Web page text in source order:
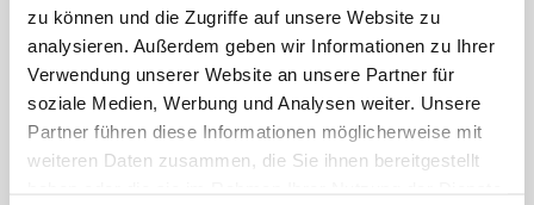
zu können und die Zugriffe auf unsere Website zu
analysieren. Außerdem geben wir Informationen zu Ihrer
Verwendung unserer Website an unsere Partner für
soziale Medien, Werbung und Analysen weiter. Unsere
Partner führen diese Informationen möglicherweise mit
weiteren Daten zusammen, die Sie ihnen bereitgestellt
Apfel und tropischen Früchten.
GESCHMACK: Ausgewogen, gut strukturiert,
angenehm harmonisch, mit guter Salzigkeit und
langem Nachgeschmack.